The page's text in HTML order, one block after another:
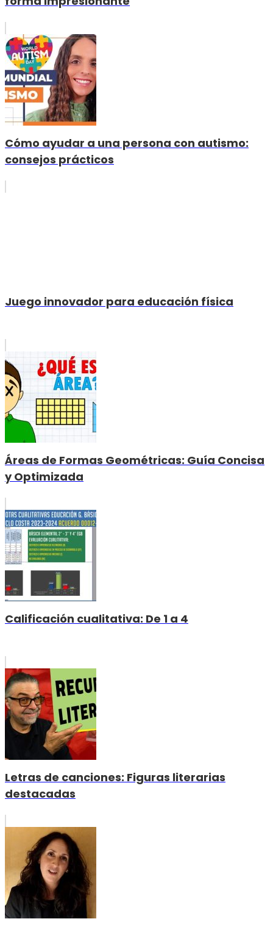
Cómo ayudar a una persona con autismo:
consejos prácticos
Juego innovador para educación física
Áreas de Formas Geométricas: Guía Concisa
y Optimizada
Calificación cualitativa: De 1 a 4
Letras de canciones: Figuras literarias
destacadas